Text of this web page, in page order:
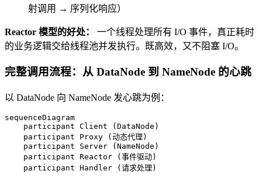
射调用 → 序列化响应）
Reactor 模型的好处：
一个线程处理所有 I/O 事件，真正耗时
的业务逻辑交给线程池并发执行。既高效，又不阻塞 I/O。
完整调用流程：从 DataNode 到 NameNode 的心跳
以 DataNode 向 NameNode 发心跳为例：
sequenceDiagram
    participant Client (DataNode)
    participant Proxy (动态代理)
    participant Server (NameNode)
    participant Reactor (事件驱动)
    participant Handler (请求处理)